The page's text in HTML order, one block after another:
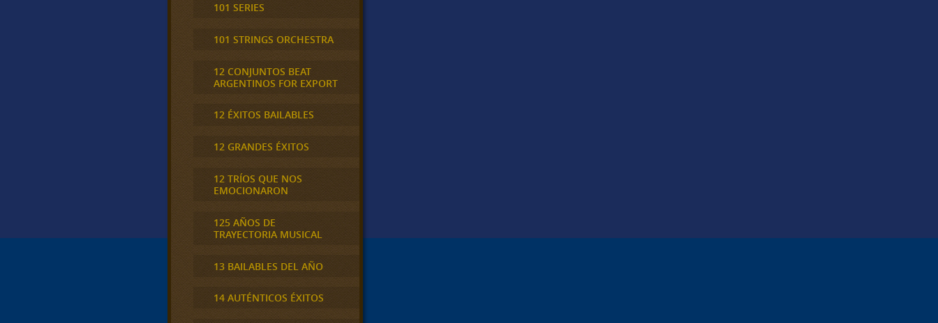
101 SERIES
101 STRINGS ORCHESTRA
12 CONJUNTOS BEAT
ARGENTINOS FOR EXPORT
12 ÉXITOS BAILABLES
12 GRANDES ÉXITOS
12 TRÍOS QUE NOS
EMOCIONARON
125 AÑOS DE
TRAYECTORIA MUSICAL
13 BAILABLES DEL AÑO
14 AUTÉNTICOS ÉXITOS